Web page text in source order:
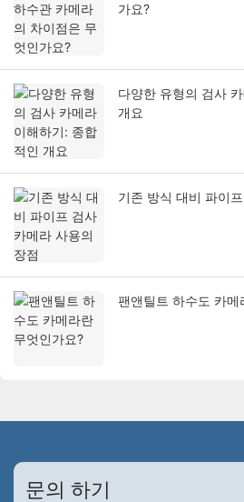
가요?
다양한 유형의 검사
개요
기존 방식 대비 파이
팬앤틸트 하수도 카메
문의 하기